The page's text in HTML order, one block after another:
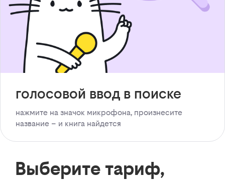
голосовой ввод в поиске
нажмите на значок микрофона, произнесите
название – и книга найдется
Выберите тариф,